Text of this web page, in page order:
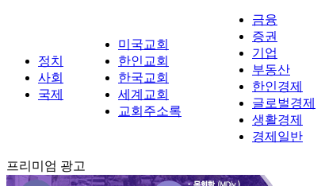
정치
사회
국제
미국교회
한인교회
한국교회
세계교회
교회주소록
금융
증권
기업
부동산
한인경제
글로벌경제
생활경제
경제일반
프리미엄 광고